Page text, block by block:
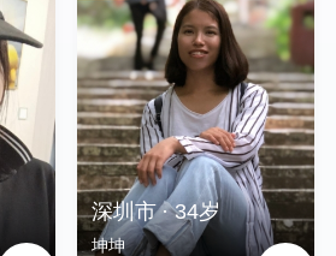
奶糖]的资料 撩TA
册了会员 撩TA
了会员 撩TA
员 撩TA
深圳市 · 34岁
坤坤